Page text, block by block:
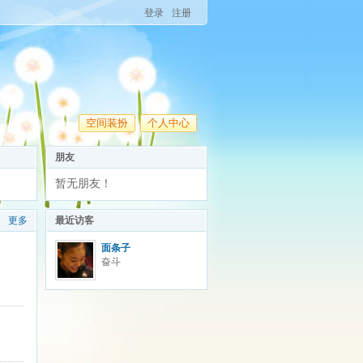
登录 注册
空间装扮 个人中心
更多
朋友
暂无朋友！
最近访客
面条子
奋斗